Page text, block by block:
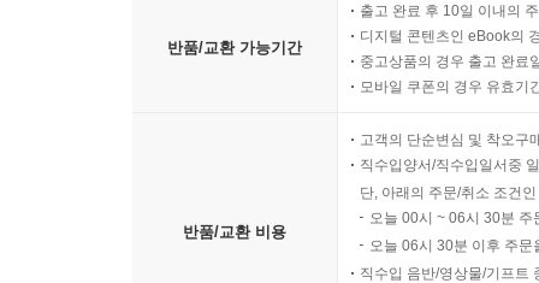
반품/교환 가능기간
출고 완료 후 10일 이내의
디지털 콘텐츠인 eBook의
중고상품의 경우 출고 완료
모바일 쿠폰의 경우 유효기
반품/교환 비용
고객의 단순변심 및 착오구
직수입양서/직수입일서중
단, 아래의 주문/취소 조건
오늘 00시 ~ 06시 30분
오늘 06시 30분 이후 주
직수입 음반/영상물/기프트